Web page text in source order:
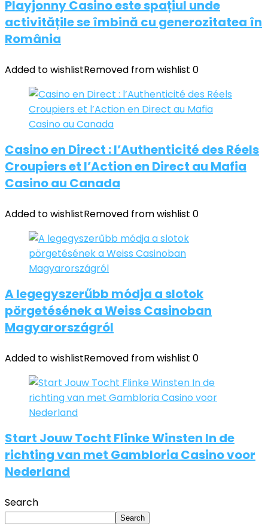
Playjonny Casino este spațiul unde
activitățile se îmbină cu generozitatea în
România
Added to wishlistRemoved from wishlist 0
Casino en Direct : l’Authenticité des Réels
Croupiers et l’Action en Direct au Mafia
Casino au Canada
Added to wishlistRemoved from wishlist 0
A legegyszerűbb módja a slotok
pörgetésének a Weiss Casinoban
Magyarországról
Added to wishlistRemoved from wishlist 0
Start Jouw Tocht Flinke Winsten In de
richting van met Gambloria Casino voor
Nederland
Search
Search